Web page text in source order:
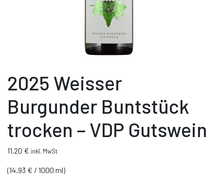
2025 Weisser
Burgunder Buntstück
trocken – VDP Gutswein
11,20 € inkl. MwSt
(14,93 € / 1000 ml)